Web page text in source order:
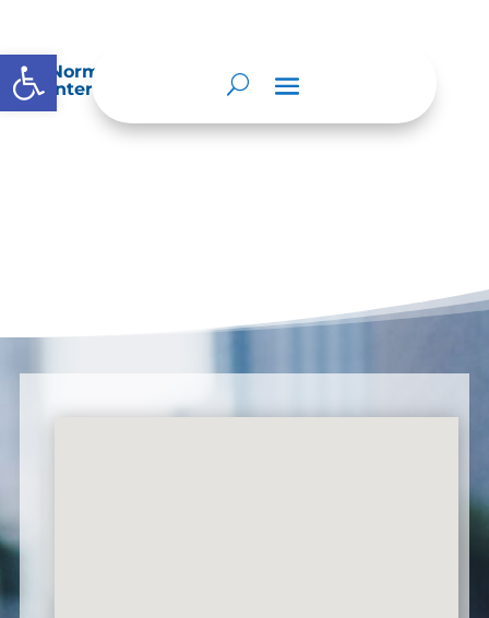
Abrir barra de herramientas
Normatividad especial que les aplique de
interés.